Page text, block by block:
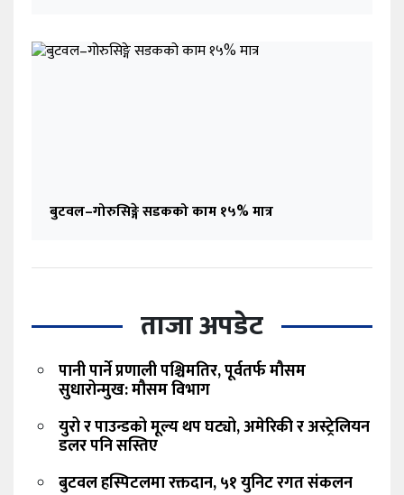
बुटवल–गोरुसिङ्गे सडकको काम १५% मात्र
ताजा अपडेट
पानी पार्ने प्रणाली पश्चिमतिर, पूर्वतर्फ मौसम
सुधारोन्मुख: मौसम विभाग
युरो र पाउन्डको मूल्य थप घट्यो, अमेरिकी र अस्ट्रेलियन
डलर पनि सस्तिए
बुटवल हस्पिटलमा रक्तदान, ५१ युनिट रगत संकलन